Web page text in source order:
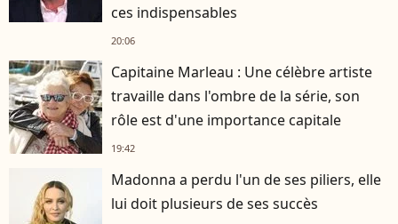
ces indispensables
20:06
Capitaine Marleau : Une célèbre artiste
travaille dans l'ombre de la série, son
rôle est d'une importance capitale
19:42
Madonna a perdu l'un de ses piliers, elle
lui doit plusieurs de ses succès